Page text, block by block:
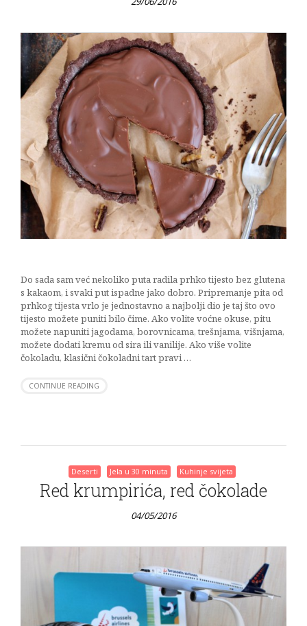
Do sada sam već nekoliko puta radila prhko tijesto bez glutena
s kakaom, i svaki put ispadne jako dobro. Pripremanje pita od
prhkog tijesta vrlo je jednostavno a najbolji dio je taj što ovo
tijesto možete puniti bilo čime. Ako volite voćne okuse, pitu
možete napuniti jagodama, borovnicama, trešnjama, višnjama,
možete dodati kremu od sira ili vanilije. Ako više volite
čokoladu, klasični čokoladni tart pravi …
CONTINUE READING
Deserti Jela u 30 minuta Kuhinje svijeta
Red krumpirića, red čokolade
04/05/2016